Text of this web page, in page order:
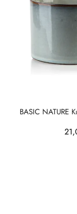
BASIC NATURE